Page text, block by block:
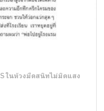
ในห้วงมืดสนิทไม่มิดแสง